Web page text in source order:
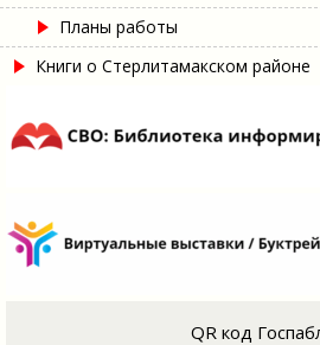
Планы работы
Книги о Стерлитамакском районе
QR код